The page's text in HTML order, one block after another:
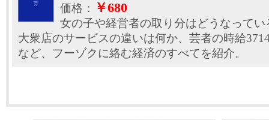
価格：
￥680
女の子や経営者の取り分はどうなって
大衆店のサービスの違いは何か、芸者の時給
など、フーゾクに絡む経済のすべてを紹介。